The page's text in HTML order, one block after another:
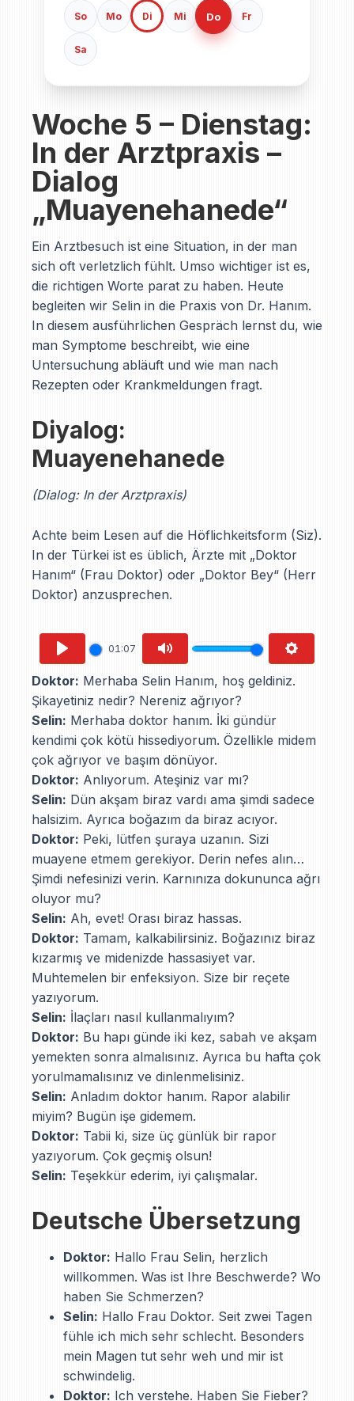
So Mo Di Mi Do Fr
Sa
Woche 5 – Dienstag:
In der Arztpraxis –
Dialog
„Muayenehanede“
Ein Arztbesuch ist eine Situation, in der man
sich oft verletzlich fühlt. Umso wichtiger ist es,
die richtigen Worte parat zu haben. Heute
begleiten wir Selin in die Praxis von Dr. Hanım.
In diesem ausführlichen Gespräch lernst du, wie
man Symptome beschreibt, wie eine
Untersuchung abläuft und wie man nach
Rezepten oder Krankmeldungen fragt.
Diyalog:
Muayenehanede
(Dialog: In der Arztpraxis)
Achte beim Lesen auf die Höflichkeitsform (Siz).
In der Türkei ist es üblich, Ärzte mit „Doktor
Hanım“ (Frau Doktor) oder „Doktor Bey“ (Herr
Doktor) anzusprechen.
PLAY
01:07
MUTE
Doktor: Merhaba Selin Hanım, hoş geldiniz.
Şikayetiniz nedir? Nereniz ağrıyor?
Selin: Merhaba doktor hanım. İki gündür
kendimi çok kötü hissediyorum. Özellikle midem
çok ağrıyor ve başım dönüyor.
Doktor: Anlıyorum. Ateşiniz var mı?
Selin: Dün akşam biraz vardı ama şimdi sadece
halsizim. Ayrıca boğazım da biraz acıyor.
Doktor: Peki, lütfen şuraya uzanın. Sizi
muayene etmem gerekiyor. Derin nefes alın…
Şimdi nefesinizi verin. Karnınıza dokununca ağrı
oluyor mu?
Selin: Ah, evet! Orası biraz hassas.
Doktor: Tamam, kalkabilirsiniz. Boğazınız biraz
kızarmış ve midenizde hassasiyet var.
Muhtemelen bir enfeksiyon. Size bir reçete
yazıyorum.
Selin: İlaçları nasıl kullanmalıyım?
Doktor: Bu hapı günde iki kez, sabah ve akşam
yemekten sonra almalısınız. Ayrıca bu hafta çok
yorulmamalısınız ve dinlenmelisiniz.
Selin: Anladım doktor hanım. Rapor alabilir
miyim? Bugün işe gidemem.
Doktor: Tabii ki, size üç günlük bir rapor
yazıyorum. Çok geçmiş olsun!
Selin: Teşekkür ederim, iyi çalışmalar.
Deutsche Übersetzung
Doktor: Hallo Frau Selin, herzlich
willkommen. Was ist Ihre Beschwerde? Wo
haben Sie Schmerzen?
Selin: Hallo Frau Doktor. Seit zwei Tagen
fühle ich mich sehr schlecht. Besonders
mein Magen tut sehr weh und mir ist
schwindelig.
Doktor: Ich verstehe. Haben Sie Fieber?